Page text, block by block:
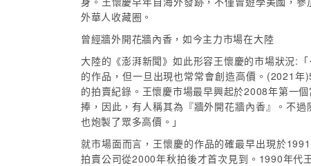
外華人收藏圈。
曾經牆外開花牆內香，如今主力市場在大陸
大陸的《澎湃新聞》如此形容王懷慶的市場狀況:
的作品，但一旦出現也常常會創造高價。(2021
的拍賣紀錄。王懷慶市場最早興起於2008年第一
捧，因此，有人稱其為『牆外開花牆內香』。不
也炮製了眾多高價。」
就市場面而言，王懷慶的作品的確最早出現於
拍賣公司從2000年秋拍後才首次見到。1990年代